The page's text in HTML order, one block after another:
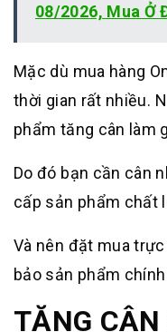
08/2026, Mua Ở
Mặc dù mua hàng
thời gian rất nhiều.
phẩm tăng cân làm
Do đó bạn cần cân
cấp sản phẩm chất
Và nên đặt mua
bảo sản phẩm chính
TĂNG